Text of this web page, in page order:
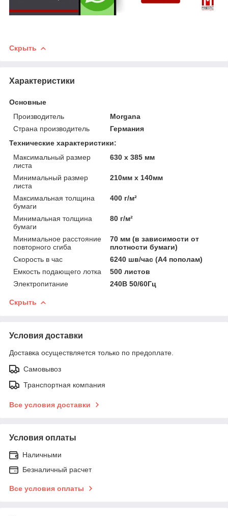
Скрыть
Характеристики
Основные
Производитель
Morgana
Страна производитель
Германия
Технические характеристики:
Максимальный размер
листа
630 x 385 мм
Минимальный размер
листа
210мм х 140мм
Максимальная толщина
бумаги
400 г/м²
Минимальная толщина
бумаги
80 г/м²
Минимальное расстояние
повторного сгиба
70 мм (в зависимости от
плотности бумаги)
Скорость в час
6240 шв/час (А4 пополам)
Емкость подающего лотка
500 листов
Электропитание
240В 50/60Гц
Скрыть
Условия доставки
Доставка осуществляется только по предоплате.
Самовывоз
Транспортная компания
Все условия доставки
Условия оплаты
Наличными
Безналичный расчет
Все условия оплаты